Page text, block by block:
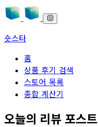
숏스타
홈
상품 후기 검색
스토어 목록
종합 계산기
본문으로 바로가기
오늘의 리뷰 포스트